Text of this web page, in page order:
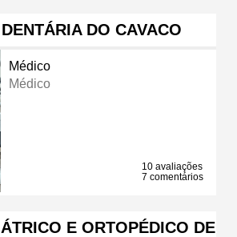
DO CAVACO
Médico
Médico
10 avaliações
7 comentários
E ORTOPÉDICO DE